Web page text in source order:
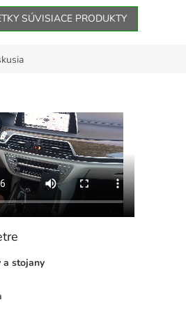
hviezdičiek.
SÚVISIACE PRODUKTY
a stojany